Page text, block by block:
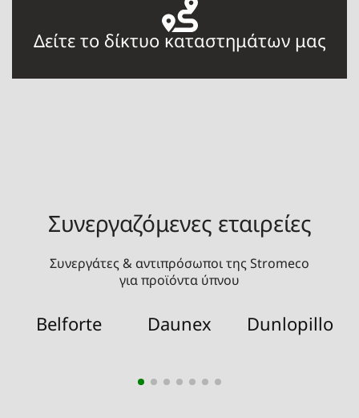
Δείτε το δίκτυο καταστημάτων μας
Συνεργαζόμενες εταιρείες
Συνεργάτες & αντιπρόσωποι της Stromeco
για προϊόντα ύπνου
Belforte Daunex Dunlopillo